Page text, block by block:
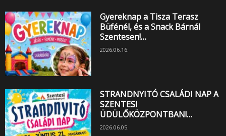
Gyereknap a Tisza Terasz
Büfénél, és a Snack Bárnál
Szentesen!…
2026.06.16.
STRANDNYITÓ CSALÁDI NAP A
SZENTESI
ÜDÜLŐKÖZPONTBAN!…
2026.06.05.